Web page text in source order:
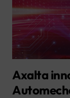
Axalta